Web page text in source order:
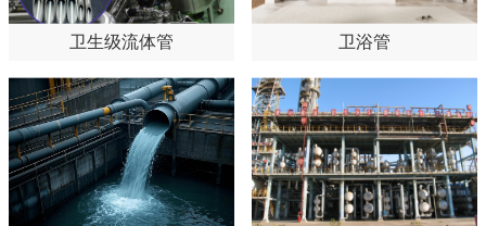
卫生级流体管 卫浴管